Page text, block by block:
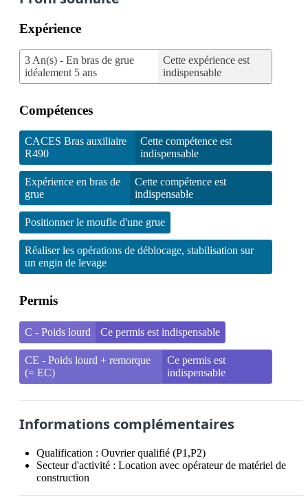
Expérience
3 An(s) - En bras de grue
idéalement 5 ans
Cette expérience est
indispensable
Compétences
CACES Bras auxiliaire
R490
Cette compétence est
indispensable
Expérience en bras de
grue
Cette compétence est
indispensable
Positionner le moufle d'une grue
Réaliser les opérations de déblocage, stabilisation sur
un engin de levage
Permis
C - Poids lourd Ce permis est indispensable
CE - Poids lourd + remorque
(= EC)
Ce permis est
indispensable
Informations complémentaires
Qualification : Ouvrier qualifié (P1,P2)
Secteur d'activité : Location avec opérateur de matériel de
construction